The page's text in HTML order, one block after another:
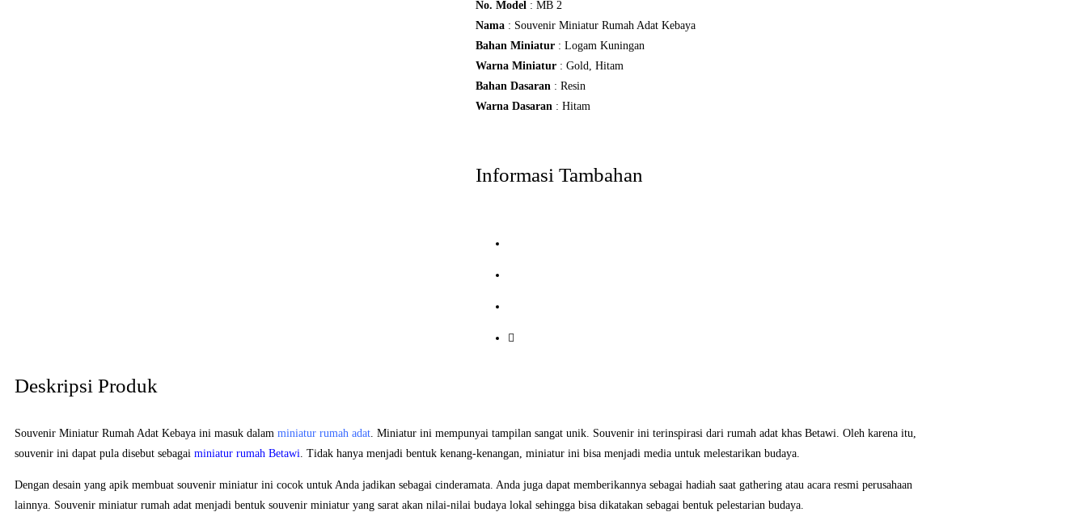
No. Model : MB 2
Nama : Souvenir Miniatur Rumah Adat Kebaya
Bahan Miniatur : Logam Kuningan
Warna Miniatur : Gold, Hitam
Bahan Dasaran : Resin
Warna Dasaran : Hitam
Informasi Tambahan
Deskripsi Produk
Souvenir Miniatur Rumah Adat Kebaya ini masuk dalam miniatur rumah adat . Miniatur ini mempunyai tampilan sangat unik. Souvenir ini terinspirasi dari rumah adat khas Betawi. Oleh karena itu,
souvenir ini dapat pula disebut sebagai miniatur rumah Betawi . Tidak hanya menjadi bentuk kenang-kenangan, miniatur ini bisa menjadi media untuk melestarikan budaya.
Dengan desain yang apik membuat souvenir miniatur ini cocok untuk Anda jadikan sebagai cinderamata. Anda juga dapat memberikannya sebagai hadiah saat gathering atau acara resmi perusahaan
lainnya. Souvenir miniatur rumah adat menjadi bentuk souvenir miniatur yang sarat akan nilai-nilai budaya lokal sehingga bisa dikatakan sebagai bentuk pelestarian budaya.